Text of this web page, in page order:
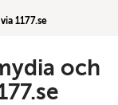
1177.se
och